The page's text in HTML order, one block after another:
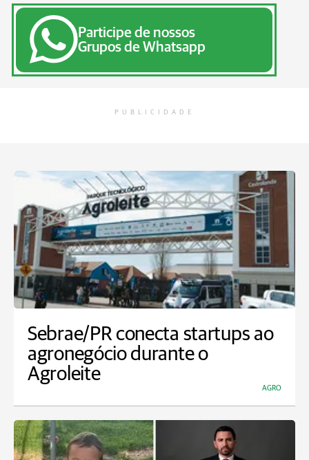
Participe de nossos
Grupos de Whatsapp
PUBLICIDADE
Sebrae/PR conecta startups ao
agronegócio durante o
Agroleite
AGRO